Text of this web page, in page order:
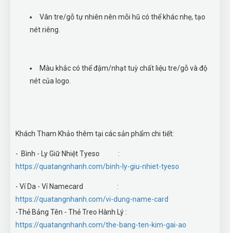
Vân tre/gỗ tự nhiên nên mỗi hũ có thể khác nhẹ, tạo
nét riêng.
Màu khắc có thể đậm/nhạt tuỳ chất liệu tre/gỗ và độ
nét của logo.
Khách Tham Khảo thêm tại các sản phẩm chi tiết:
- Bình - Ly Giữ Nhiệt Tyeso :
https://quatangnhanh.com/binh-ly-giu-nhiet-tyeso
- Ví Da - Ví Namecard :
https://quatangnhanh.com/vi-dung-name-card
-Thẻ Bảng Tên - Thẻ Treo Hành Lý :
https://quatangnhanh.com/the-bang-ten-kim-gai-ao